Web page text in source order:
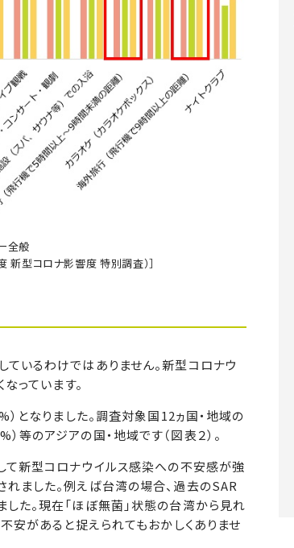
全般
新型コロナ影響度 特別調査）］
いるわけではありません。新型コロナウ
っています。
となりました。調査対象国12ヵ国・地域の
）等のアジアの国・地域です（図表２）。
て新型コロナウイルス感染への不安感が強
ました。例えば台湾の場合、過去のSAR
た。現在「ほぼ無菌」状態の台湾から見れ
安があると捉えられてもおかしくありませ